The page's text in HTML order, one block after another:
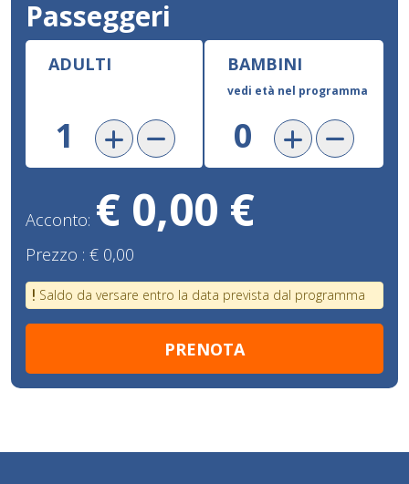
Passeggeri
ADULTI BAMBINI
vedi età nel programma
Acconto: € 0,00 €
Prezzo : € 0,00
Saldo da versare entro la data prevista dal programma